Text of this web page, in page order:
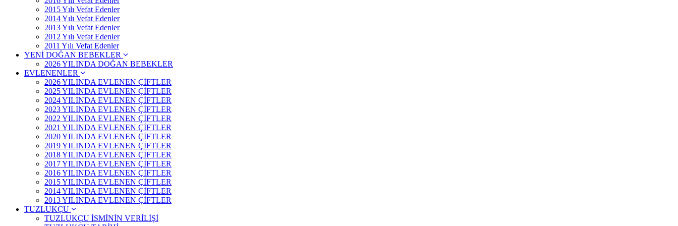
2015 Yılı Vefat Edenler
2014 Yılı Vefat Edenler
2013 Yılı Vefat Edenler
2012 Yılı Vefat Edenler
2011 Yılı Vefat Edenler
YENİ DOĞAN BEBEKLER
2026 YILINDA DOĞAN BEBEKLER
EVLENENLER
2026 YILINDA EVLENEN ÇİFTLER
2025 YILINDA EVLENEN ÇİFTLER
2024 YILINDA EVLENEN ÇİFTLER
2023 YILINDA EVLENEN ÇİFTLER
2022 YILINDA EVLENEN ÇİFTLER
2021 YILINDA EVLENEN ÇİFTLER
2020 YILINDA EVLENEN ÇİFTLER
2019 YILINDA EVLENEN ÇİFTLER
2018 YILINDA EVLENEN ÇİFTLER
2017 YILINDA EVLENEN ÇİFTLER
2016 YILINDA EVLENEN ÇİFTLER
2015 YILINDA EVLENEN ÇİFTLER
2014 YILINDA EVLENEN ÇİFTLER
2013 YILINDA EVLENEN ÇİFTLER
TUZLUKÇU
TUZLUKÇU İSMİNİN VERİLİŞİ